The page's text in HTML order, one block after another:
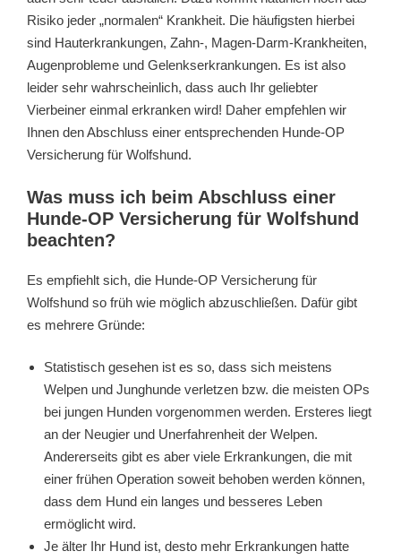
Risiko jeder „normalen“ Krankheit. Die häufigsten hierbei
sind Hauterkrankungen, Zahn-, Magen-Darm-Krankheiten,
Augenprobleme und Gelenkserkrankungen. Es ist also
leider sehr wahrscheinlich, dass auch Ihr geliebter
Vierbeiner einmal erkranken wird! Daher empfehlen wir
Ihnen den Abschluss einer entsprechenden Hunde-OP
Versicherung für Wolfshund.
Was muss ich beim Abschluss einer
Hunde-OP Versicherung für Wolfshund
beachten?
Es empfiehlt sich, die Hunde-OP Versicherung für
Wolfshund so früh wie möglich abzuschließen. Dafür gibt
es mehrere Gründe:
Statistisch gesehen ist es so, dass sich meistens
Welpen und Junghunde verletzen bzw. die meisten OPs
bei jungen Hunden vorgenommen werden. Ersteres liegt
an der Neugier und Unerfahrenheit der Welpen.
Andererseits gibt es aber viele Erkrankungen, die mit
einer frühen Operation soweit behoben werden können,
dass dem Hund ein langes und besseres Leben
ermöglicht wird.
Je älter Ihr Hund ist, desto mehr Erkrankungen hatte